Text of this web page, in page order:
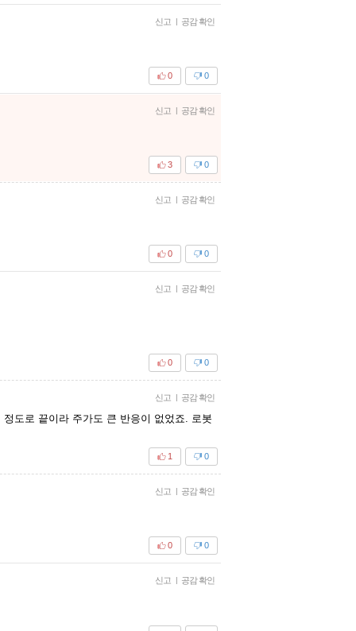
신고 | 공감 확인
0
0
신고 | 공감 확인
0
3
신고 | 공감 확인
0
0
신고 | 공감 확인
0
0
신고 | 공감 확인
도로 끝이라 주가도 큰 반응이 없었죠. 로봇
0
1
신고 | 공감 확인
0
0
신고 | 공감 확인